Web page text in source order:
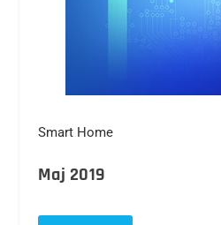
Smart Home
Maj 2019